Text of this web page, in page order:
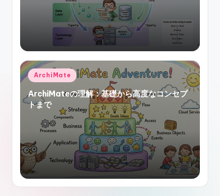
Posted
in
ArchiMate
ArchiMateの理解：基礎から高度なコンセプ
トまで